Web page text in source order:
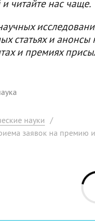
читайте нас чаще.
статьях и
и премиях
науки /
заявок на премию